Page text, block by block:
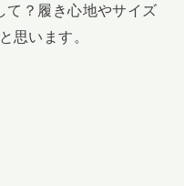
て？履き心地やサイズ
思います。